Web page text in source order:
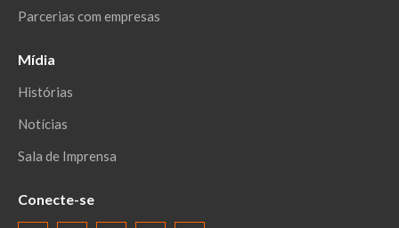
Parcerias com empresas
Mídia
Histórias
Notícias
Sala de Imprensa
Conecte-se